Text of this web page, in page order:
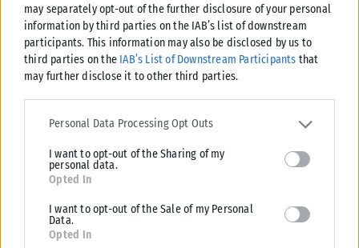
may separately opt-out of the further disclosure of your personal
information by third parties on the IAB’s list of downstream
participants. This information may also be disclosed by us to
third parties on the IAB’s List of Downstream Participants that
may further disclose it to other third parties.
Please note that this website/app uses one or more Google
services and may gather and store information including but not
deny consent to Google and its third-party tags to use your data
for below specified purposes in below Google consent section.
Personal Data Processing Opt Outs
I want to opt-out of the Sharing of my
personal data.
Opted In
I want to opt-out of the Sale of my Personal
Data.
Opted In
Σχετικά Άρθρα